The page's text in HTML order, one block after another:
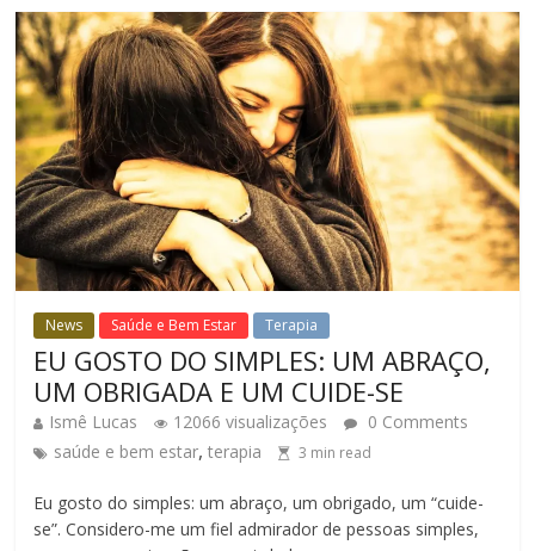
News Saúde e Bem Estar Terapia
EU GOSTO DO SIMPLES: UM ABRAÇO,
UM OBRIGADA E UM CUIDE-SE
Ismê Lucas 12066 visualizações
0 Comments
saúde e bem estar,terapia 3 min read
Eu gosto do simples: um abraço, um obrigado, um “cuide-
se”. Considero-me um fiel admirador de pessoas simples,